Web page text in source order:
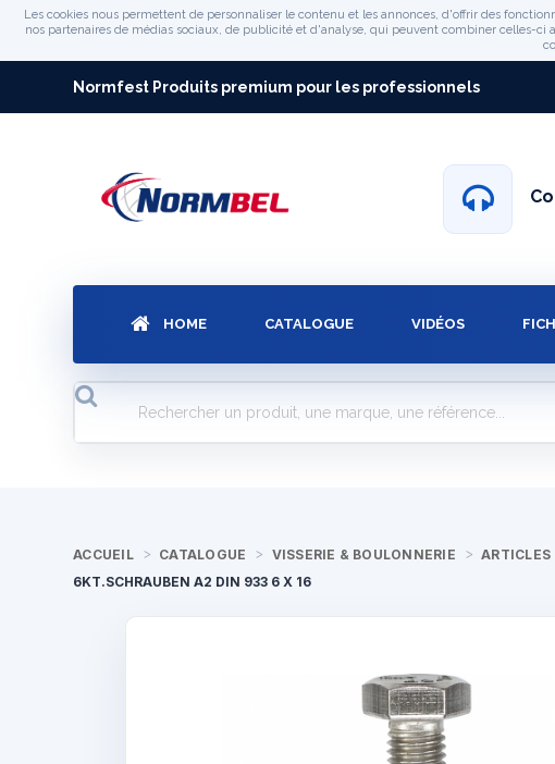
Les cookies nous permettent de personnaliser le contenu et les annonces, d'offrir des
nos partenaires de médias sociaux, de publicité et d'analyse, qui peuvent combiner celles-
Normfest Produits premium pour les professionnels
HOME CATALOGUE VIDÉOS
ACCUEIL CATALOGUE VISSERIE & BOULONNERIE
6KT.SCHRAUBEN A2 DIN 933 6 X 16